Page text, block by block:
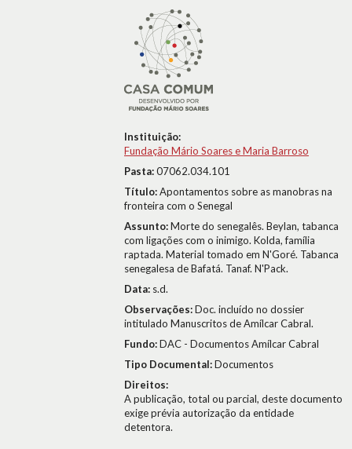
Instituição:
Fundação Mário Soares e Maria Barroso
Pasta:07062.034.101
Título:Apontamentos sobre as manobras na
fronteira com o Senegal
Assunto:Morte do senegalês. Beylan, tabanca
com ligações com o inimigo. Kolda, família
raptada. Material tomado em N'Goré. Tabanca
senegalesa de Bafatá. Tanaf. N'Pack.
Data: s.d.
Observações:Doc. incluído no dossier
intitulado Manuscritos de Amílcar Cabral.
Fundo:DAC - Documentos Amílcar Cabral
Tipo Documental:Documentos
Direitos:
A publicação, total ou parcial, deste documento
exige prévia autorização da entidade
detentora.